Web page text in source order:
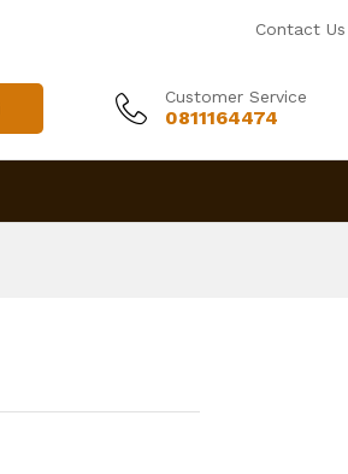
Contact Us
Customer Service
0811164474